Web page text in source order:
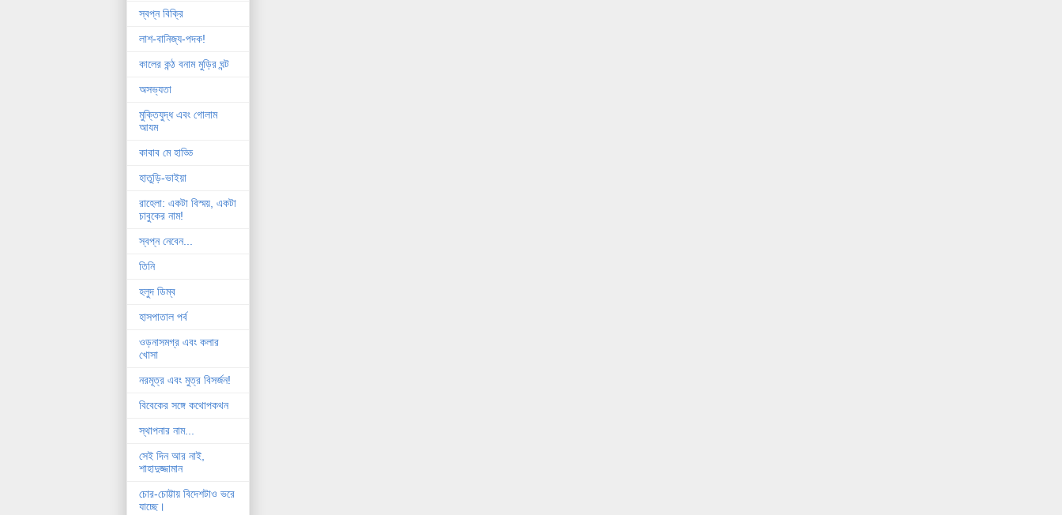
স্বপ্ন বিক্রি
লাশ-বানিজ্য-পদক!
কালের কন্ঠ বনাম মুড়ির ঘন্ট
অসভ্যতা
মুক্তিযুদ্ধ এবং গোলাম
আযম
কাবাব মে হাড্ডি
হাতুড়ি-ভাইয়া
রাহেলা: একটা বিস্ময়, একটা
চাবুকের নাম!
স্বপ্ন নেবেন...
তিনি
হলুদ ডিম্ব
হাসপাতাল পর্ব
ওড়নাসমগ্র এবং কলার
খোসা
নরমূত্র এবং মুত্র বিসর্জন!
বিবেকের সঙ্গে কথোপকথন
স্থাপনার নাম...
সেই দিন আর নাই,
শাহাদুজ্জামান
চোর-চোট্টায় বিদেশটাও ভরে
যাচ্ছে।